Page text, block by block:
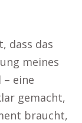
dass das
meines
eine
gemacht,
braucht,